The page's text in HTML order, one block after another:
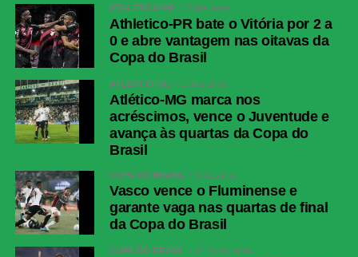
ATHLETICO-PR 3 dias atrás
Athletico-PR bate o Vitória por 2 a
0 e abre vantagem nas oitavas da
Copa do Brasil
ATLÉTICO-MG 2 dias atrás
Atlético-MG marca nos
acréscimos, vence o Juventude e
avança às quartas da Copa do
Brasil
COPA DO BRASIL 1 dia atrás
Vasco vence o Fluminense e
garante vaga nas quartas de final
da Copa do Brasil
COPA DO BRASIL 24 horas atrás